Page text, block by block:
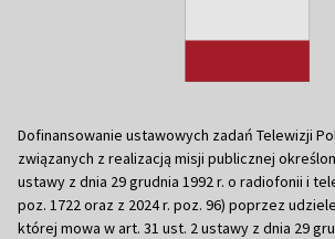
Dofinansowanie ustawowych zadań Telewizji
związanych z realizacją misji publicznej
ustawy z dnia 29 grudnia 1992 r. o radiofonii i
poz. 1722 oraz z 2024 r. poz. 96) poprzez
której mowa w art. 31 ust. 2 ustawy z dnia 29